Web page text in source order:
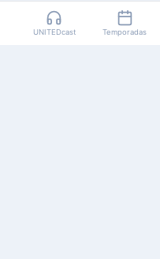
UNITEDcast Temporadas